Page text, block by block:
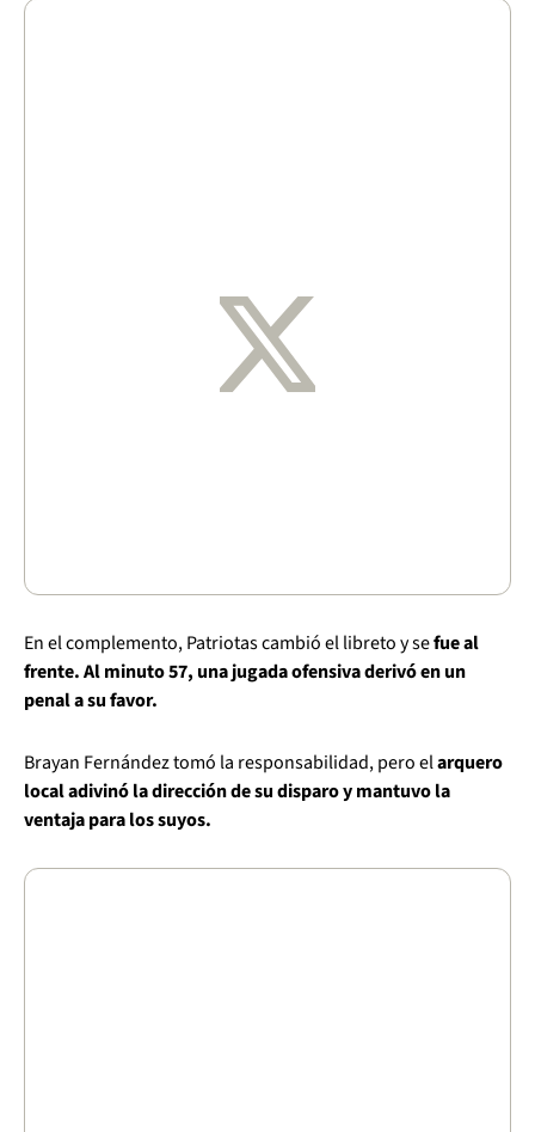
En el complemento, Patriotas cambió el libreto y sefue al
frente. Al minuto 57, una jugada ofensiva derivó en un
penal a su favor.
Brayan Fernández tomó la responsabilidad, pero elarquero
local adivinó la dirección de su disparo y mantuvo la
ventaja para los suyos.